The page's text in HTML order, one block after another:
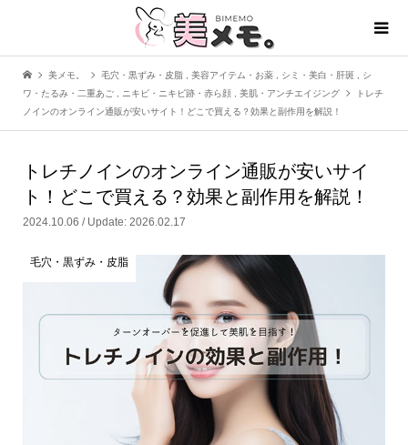
美メモ。 毛穴・黒ずみ・皮脂 美容アイテム・お薬 シミ・美白・肝斑
シ
ワ・たるみ・二重あご
ニキビ・ニキビ跡・赤ら顔 美肌・アンチエイジング
トレチ
ノインのオンライン通販が安いサイト！どこで買える？効果と副作用を解説！
トレチノインのオンライン通販が安いサイ
ト！どこで買える？効果と副作用を解説！
2024.10.06 / Update: 2026.02.17
毛穴・黒ずみ・皮脂